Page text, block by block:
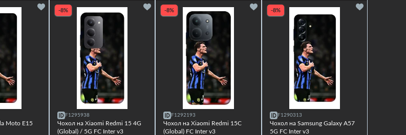
Moto E15
-8%
F1295938
Чохол на Xiaomi Redmi 15 4G
(Global) / 5G FC Inter v3
-8%
F1292193
Чохол на Xiaomi Redmi 15C
(Global) FC Inter v3
-8%
F1290313
Чохол на Samsung Galaxy A57
5G FC Inter v3